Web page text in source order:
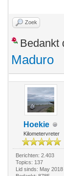
Zoek
Bedankt
Maduro
Hoekie
Kilometervreter
Berichten: 2.403
Topics: 137
Lid sinds: May 2018